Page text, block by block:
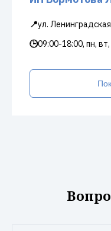
📍ул.
🕒09:00-18:00, пн, вт,